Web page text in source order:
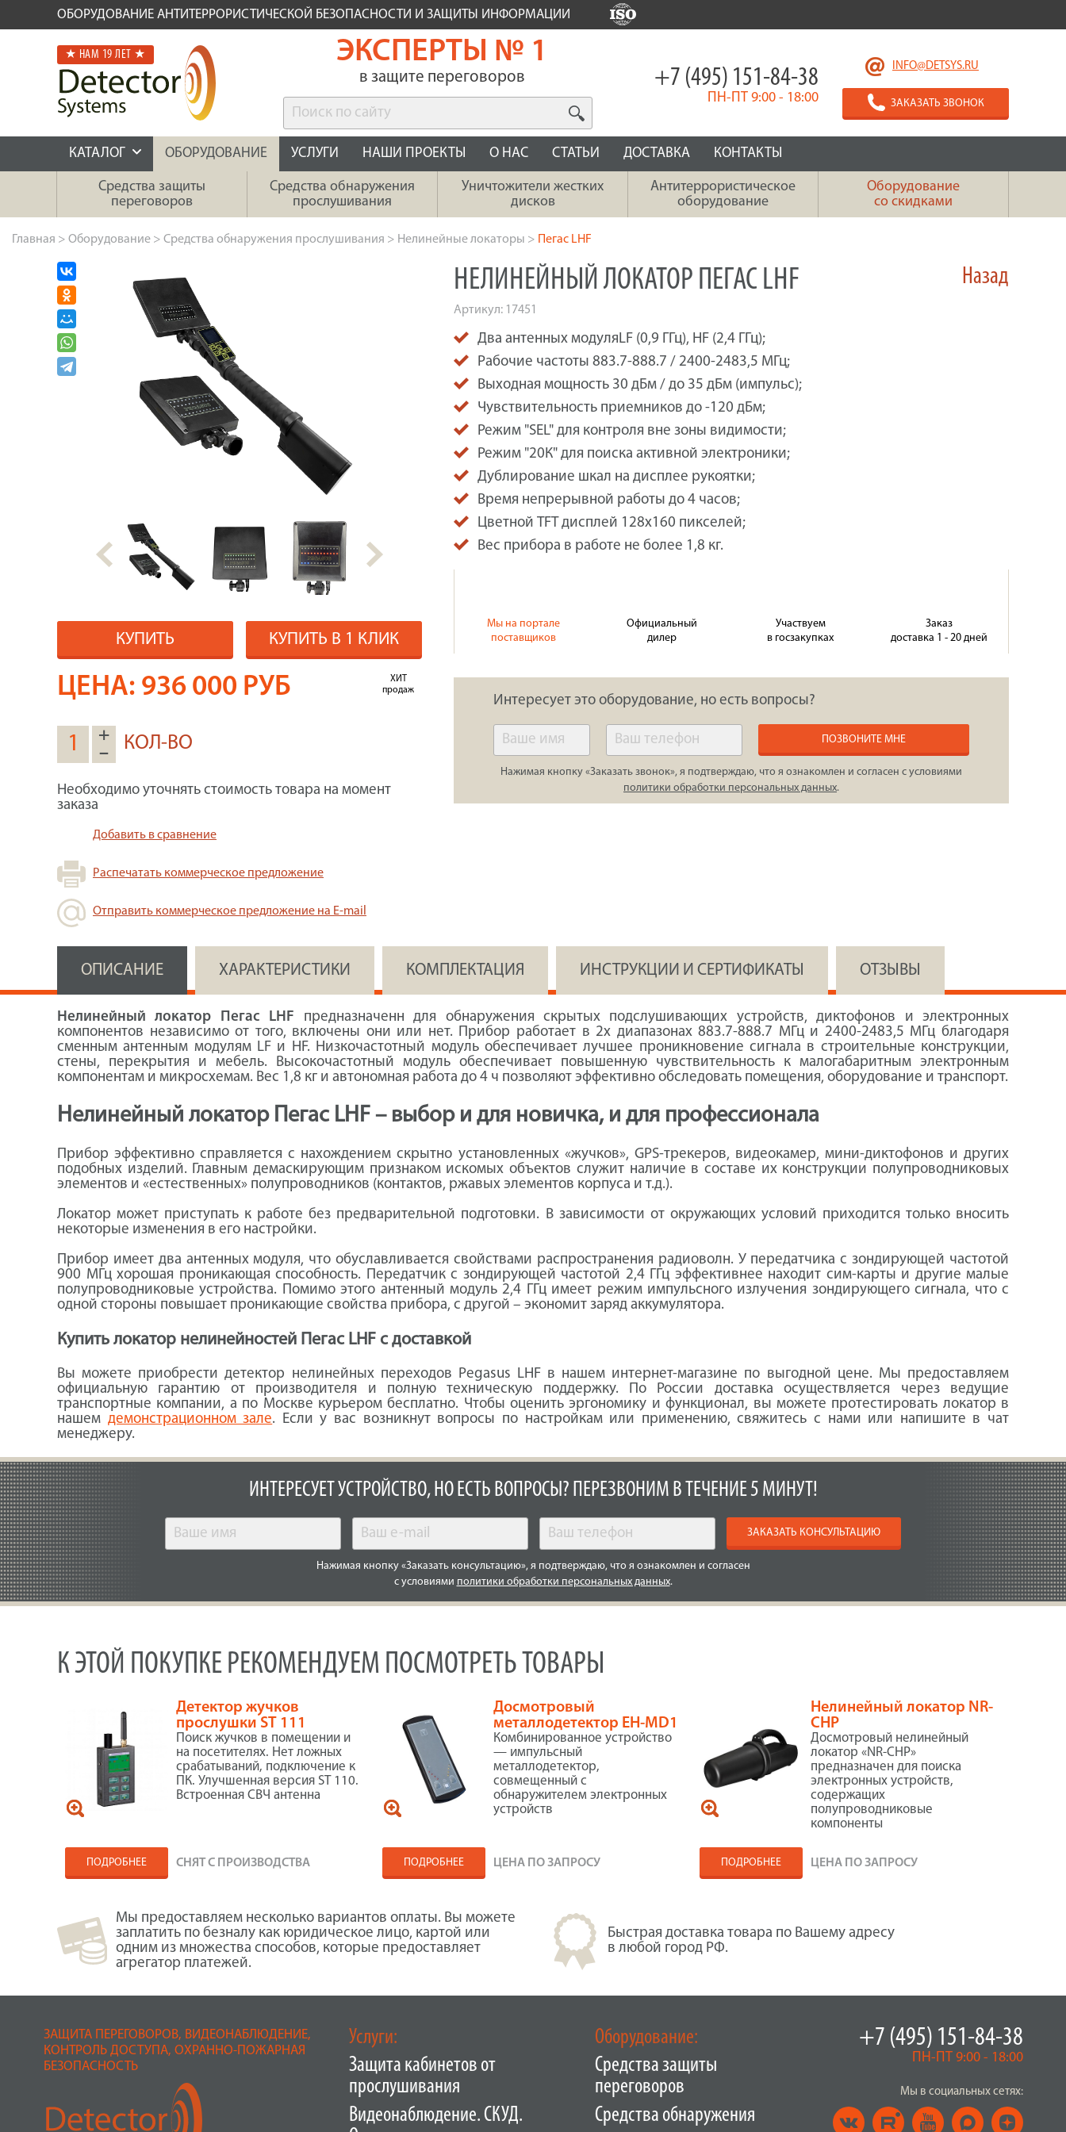
ОБОРУДОВАНИЕ АНТИТЕРРОРИСТИЧЕСКОЙ БЕЗОПАСНОСТИ И ЗАЩИТЫ ИНФОРМАЦИИ
★ НАМ 19 ЛЕТ ★ ЭКСПЕРТЫ № 1
в защите переговоров
INFO@DETSYS.RU
ЗАКАЗАТЬ ЗВОНОК
+7 (495) 151-84-38
ПН-ПТ 9:00 - 18:00
КАТАЛОГ ОБОРУДОВАНИЕ УСЛУГИ НАШИ ПРОЕКТЫ О НАС СТАТЬИ ДОСТАВКА КОНТАКТЫ
Средства защиты
переговоров
Средства обнаружения
прослушивания
Уничтожители жестких
дисков
Антитеррористическое
оборудование
Оборудование
со скидками
Главная > Оборудование > Средства обнаружения прослушивания > Нелинейные локаторы > Пегас LHF
Назад
КУПИТЬ КУПИТЬ В 1 КЛИК
ЦЕНА: 936 000 РУБ
ХИТ
продаж
+
–
КОЛ-ВО
Необходимо уточнять стоимость товара на момент
заказа
Добавить в сравнение
Распечатать коммерческое предложение
Отправить коммерческое предложение на E-mail
НЕЛИНЕЙНЫЙ ЛОКАТОР ПЕГАС LHF
Артикул: 17451
Два антенных модуляLF (0,9 ГГц), HF (2,4 ГГц);
Рабочие частоты 883.7-888.7 / 2400-2483,5 МГц;
Выходная мощность 30 дБм / до 35 дБм (импульс);
Чувствительность приемников до -120 дБм;
Режим "SEL" для контроля вне зоны видимости;
Режим "20К" для поиска активной электроники;
Дублирование шкал на дисплее рукоятки;
Время непрерывной работы до 4 часов;
Цветной TFT дисплей 128x160 пикселей;
Вес прибора в работе не более 1,8 кг.
Мы на портале
поставщиков
Официальный
дилер
Участвуем
в госзакупках
Заказ
доставка 1 - 20 дней
Интересует это оборудование, но есть вопросы?
ПОЗВОНИТЕ МНЕ
Нажимая кнопку «Заказать звонок», я подтверждаю, что я ознакомлен и согласен с условиями
политики обработки персональных данных.
ОПИСАНИЕ ХАРАКТЕРИСТИКИ КОМПЛЕКТАЦИЯ ИНСТРУКЦИИ И СЕРТИФИКАТЫ ОТЗЫВЫ
Нелинейный локатор Пегас LHF предназначенн для обнаружения скрытых подслушивающих устройств, диктофонов и электронных
компонентов независимо от того, включены они или нет. Прибор работает в 2х диапазонах 883.7-888.7 МГц и 2400-2483,5 МГц благодаря
сменным антенным модулям LF и HF. Низкочастотный модуль обеспечивает лучшее проникновение сигнала в строительные конструкции,
стены, перекрытия и мебель. Высокочастотный модуль обеспечивает повышенную чувствительность к малогабаритным электронным
компонентам и микросхемам. Вес 1,8 кг и автономная работа до 4 ч позволяют эффективно обследовать помещения, оборудование и транспорт.
Нелинейный локатор Пегас LHF – выбор и для новичка, и для профессионала
Прибор эффективно справляется с нахождением скрытно установленных «жучков», GPS-трекеров, видеокамер, мини-диктофонов и других
подобных изделий. Главным демаскирующим признаком искомых объектов служит наличие в составе их конструкции полупроводниковых
элементов и «естественных» полупроводников (контактов, ржавых элементов корпуса и т.д.).
Локатор может приступать к работе без предварительной подготовки. В зависимости от окружающих условий приходится только вносить
некоторые изменения в его настройки.
Прибор имеет два антенных модуля, что обуславливается свойствами распространения радиоволн. У передатчика с зондирующей частотой
900 МГц хорошая проникающая способность. Передатчик с зондирующей частотой 2,4 ГГц эффективнее находит сим-карты и другие малые
полупроводниковые устройства. Помимо этого антенный модуль 2,4 ГГц имеет режим импульсного излучения зондирующего сигнала, что с
одной стороны повышает проникающие свойства прибора, с другой – экономит заряд аккумулятора.
Купить локатор нелинейностей Пегас LHF с доставкой
Вы можете приобрести детектор нелинейных переходов Pegasus LHF в нашем интернет-магазине по выгодной цене. Мы предоставляем
официальную гарантию от производителя и полную техническую поддержку. По России доставка осуществляется через ведущие
транспортные компании, а по Москве курьером бесплатно. Чтобы оценить эргономику и функционал, вы можете протестировать локатор в
нашем демонстрационном зале. Если у вас возникнут вопросы по настройкам или применению, свяжитесь с нами или напишите в чат
менеджеру.
ИНТЕРЕСУЕТ УСТРОЙСТВО, НО ЕСТЬ ВОПРОСЫ? ПЕРЕЗВОНИМ В ТЕЧЕНИЕ 5 МИНУТ!
ЗАКАЗАТЬ КОНСУЛЬТАЦИЮ
Нажимая кнопку «Заказать консультацию», я подтверждаю, что я ознакомлен и согласен
с условиями политики обработки персональных данных.
К ЭТОЙ ПОКУПКЕ РЕКОМЕНДУЕМ ПОСМОТРЕТЬ ТОВАРЫ
Детектор жучков
прослушки ST 111
Поиск жучков в помещении и
на посетителях. Нет ложных
срабатываний, подключение к
ПК. Улучшенная версия ST 110.
Встроенная СВЧ антенна
ПОДРОБНЕЕ СНЯТ С ПРОИЗВОДСТВА
Досмотровый
металлодетектор EH-MD1
Комбинированное устройство
— импульсный
металлодетектор,
совмещенный с
обнаружителем электронных
устройств
ПОДРОБНЕЕ ЦЕНА ПО ЗАПРОСУ
Нелинейный локатор NR-
CHP
Досмотровый нелинейный
локатор «NR-СНР»
предназначен для поиска
электронных устройств,
содержащих
полупроводниковые
компоненты
ПОДРОБНЕЕ ЦЕНА ПО ЗАПРОСУ
Мы предоставляем несколько вариантов оплаты. Вы можете
заплатить по безналу как юридическое лицо, картой или
одним из множества способов, которые предоставляет
агрегатор платежей.
Быстрая доставка товара по Вашему адресу
в любой город РФ.
ЗАЩИТА ПЕРЕГОВОРОВ, ВИДЕОНАБЛЮДЕНИЕ,
КОНТРОЛЬ ДОСТУПА, ОХРАННО-ПОЖАРНАЯ
БЕЗОПАСНОСТЬ
Услуги:
Защита кабинетов от
прослушивания
Видеонаблюдение. СКУД.
+7 (495) 151-84-38
ПН-ПТ 9:00 - 18:00
Мы в социальных сетях:
Оборудование:
Средства защиты
переговоров
Средства обнаружения